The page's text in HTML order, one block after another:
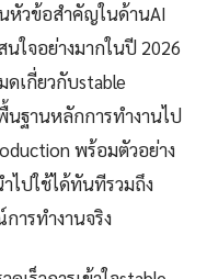
หัวข้อสำคัญในด้านAI
ใจอย่างมากในปี 2026
เกี่ยวกับstable
ฐานหลักการทำงานไป
พร้อมตัวอย่าง
ไปใช้ได้ทันทีรวมถึง
ารทำงานจริง